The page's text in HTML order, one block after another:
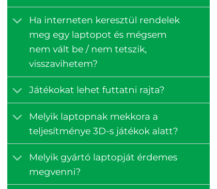
Ha interneten keresztül rendelek
meg egy laptopot és mégsem
nem vált be / nem tetszik,
visszavihetem?
Játékokat lehet futtatni rajta?
Melyik laptopnak mekkora a
teljesítménye 3D-s játékok alatt?
Melyik gyártó laptopját érdemes
megvenni?